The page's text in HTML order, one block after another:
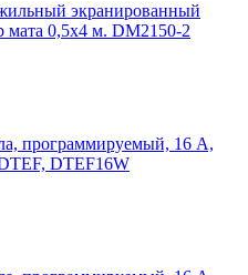
экранированный
мата 0,5х4 м. DM2150-2
программируемый, 16 A,
DTEF16W